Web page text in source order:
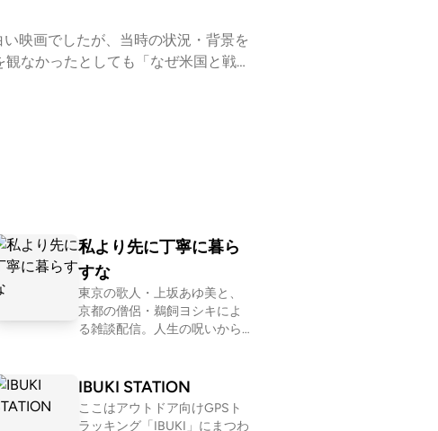
映画でしたが、当時の状況・背景を
なかったとしても「なぜ米国と戦争
31日（金）全国公開https://kaisenze
私より先に丁寧に暮ら
すな
東京の歌人・上坂あゆ美と、
京都の僧侶・鵜飼ヨシキによ
る雑談配信。人生の呪いから
めての方におすすめ回】 #30
お菓子が人間だったら誰と付
き合いたいか真剣に考える htt
IBUKI STATION
ここはアウトドア向けGPSト
ラッキング「IBUKI」にまつわ